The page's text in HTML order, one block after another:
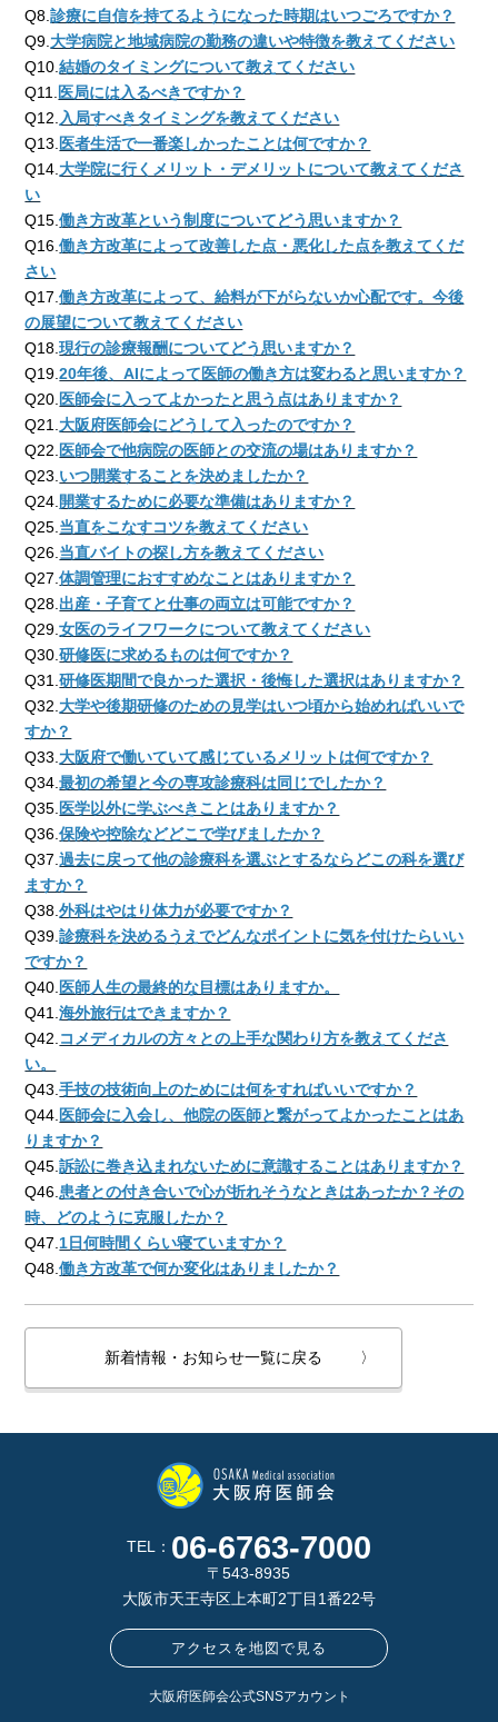
Q8.診療に自信を持てるようになった時期はいつごろですか？
Q9. 大学病院と地域病院の勤務の違いや特徴を教えてください
Q10.結婚のタイミングについて教えてください
Q11. 医局には入るべきですか？
Q12. 入局すべきタイミングを教えてください
Q13. 医者生活で一番楽しかったことは何ですか？
Q14. 大学院に行くメリット・デメリットについて教えてくださ
い
Q15.働き方改革という制度についてどう思いますか？
Q16.働き方改革によって改善した点・悪化した点を教えてくだ
さい
Q17.働き方改革によって、給料が下がらないか心配です。今後
の展望について教えてください
Q18.現行の診療報酬についてどう思いますか？
Q19.20年後、AIによって医師の働き方は変わると思いますか？
Q20. 医師会に入ってよかったと思う点はありますか？
Q21. 大阪府医師会にどうして入ったのですか？
Q22. 医師会で他病院の医師との交流の場はありますか？
Q23. いつ開業することを決めましたか？
Q24. 開業するために必要な準備はありますか？
Q25. 当直をこなすコツを教えてください
Q26. 当直バイトの探し方を教えてください
Q27.体調管理におすすめなことはありますか？
Q28. 出産・子育てと仕事の両立は可能ですか？
Q29.女医のライフワークについて教えてください
Q30.研修医に求めるものは何ですか？
Q31.研修医期間で良かった選択・後悔した選択はありますか？
Q32. 大学や後期研修のための見学はいつ頃から始めればいいで
すか？
Q33. 大阪府で働いていて感じているメリットは何ですか？
Q34.最初の希望と今の専攻診療科は同じでしたか？
Q35. 医学以外に学ぶべきことはありますか？
Q36.保険や控除などどこで学びましたか？
Q37.過去に戻って他の診療科を選ぶとするならどこの科を選び
ますか？
Q38.外科はやはり体力が必要ですか？
Q39.診療科を決めるうえでどんなポイントに気を付けたらいい
ですか？
Q40. 医師人生の最終的な目標はありますか。
Q41.海外旅行はできますか？
Q42. コメディカルの方々との上手な関わり方を教えてくださ
い。
Q43.手技の技術向上のためには何をすればいいですか？
Q44. 医師会に入会し、他院の医師と繋がってよかったことはあ
りますか？
Q45.訴訟に巻き込まれないために意識することはありますか？
Q46. 患者との付き合いで心が折れそうなときはあったか？その
時、どのように克服したか？
Q47. 1日何時間くらい寝ていますか？
Q48.働き方改革で何か変化はありましたか？
新着情報・お知らせ一覧に戻る 〉
TEL： 06-6763-7000
〒543-8935
大阪市天王寺区上本町2丁目1番22号
アクセスを地図で見る
大阪府医師会公式SNSアカウント